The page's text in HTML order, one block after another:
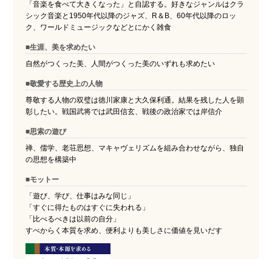
「音楽を食べて大きくなった」と自認する。好きなジャンルはクラ
シック音楽と1950年代以降のジャズ、R＆B、60年代以降のロッ
ク、ワールドミュージックなどとにかく雑食
■生涯、美を求めたい
自然がつくった美、人間がつくった美のいずれも求めたい
■敬愛する歴史上の人物
尊敬する人物の双璧は徳川家康と大久保利通。結果を残した人を顕
彰したい。戦国武将では武田信玄、戦後の政治家では岸信介
■思索の遊び
禅、儒学、老荘思想、マキャヴェリズムを組み合わせながら、独自
の思想を構築中
■モットー
「遊び、学び、仕事はみな同じ」
「すぐに得たものはすぐに失われる」
「比べるべきは以前の自分」
すべからく本質を求め、便利よりも美しさに価値を見いだす